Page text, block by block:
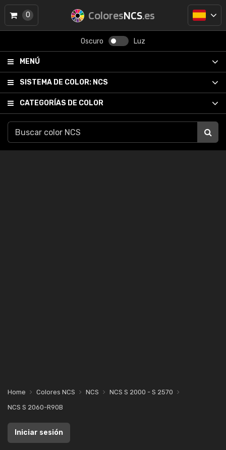
ColoresNCS.es
Oscuro Luz
MENÚ
SISTEMA DE COLOR: NCS
CATEGORÍAS DE COLOR
0
Home Colores NCS NCS
NCS S 2000 - S 2570
NCS S 2060-R90B
Iniciar sesión